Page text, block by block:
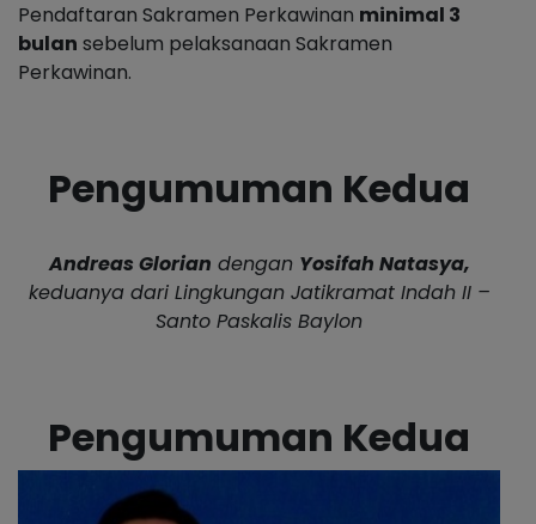
Pendaftaran Sakramen Perkawinan minimal 3
bulan sebelum pelaksanaan Sakramen
Perkawinan.
Pengumuman Kedua
Andreas Glorian dengan Yosifah Natasya,
keduanya dari Lingkungan Jatikramat Indah II –
Santo Paskalis Baylon
Pengumuman Kedua